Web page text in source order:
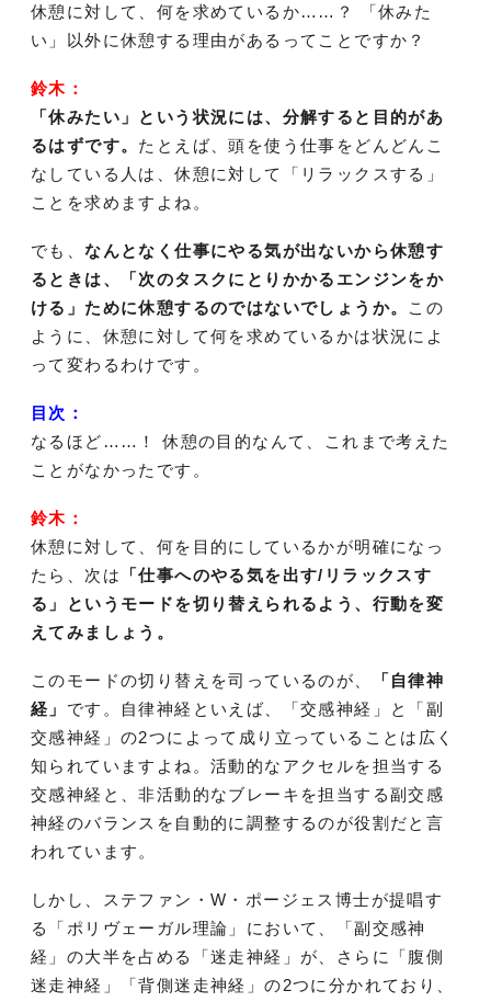
休憩に対して、何を求めているか……？ 「休みた
い」以外に休憩する理由があるってことですか？
鈴木：
「休みたい」という状況には、分解すると目的があ
るはずです。 たとえば、頭を使う仕事をどんどんこ
なしている人は、休憩に対して「リラックスする」
ことを求めますよね。
でも、なんとなく仕事にやる気が出ないから休憩す
るときは、「次のタスクにとりかかるエンジンをか
ける」ために休憩するのではないでしょうか。 この
ように、休憩に対して何を求めているかは状況によ
って変わるわけです。
目次：
なるほど……！ 休憩の目的なんて、これまで考えた
ことがなかったです。
鈴木：
休憩に対して、何を目的にしているかが明確になっ
たら、次は
「仕事へのやる気を出す/リラックスす
る」というモードを切り替えられるよう、行動を変
えてみましょう。
このモードの切り替えを司っているのが、
「自律神
経」 です。自律神経といえば、「交感神経」と「副
交感神経」の2つによって成り立っていることは広く
知られていますよね。活動的なアクセルを担当する
交感神経と、非活動的なブレーキを担当する副交感
神経のバランスを自動的に調整するのが役割だと言
われています。
しかし、ステファン・W・ポージェス博士が提唱す
る「ポリヴェーガル理論」において、「副交感神
経」の大半を占める「迷走神経」が、さらに「腹側
迷走神経」「背側迷走神経」の2つに分かれており、